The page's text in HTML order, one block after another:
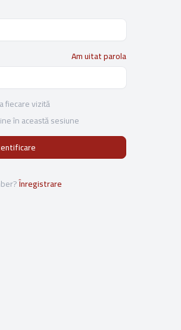
Am uitat parola
fiecare vizită
în această sesiune
Înregistrare